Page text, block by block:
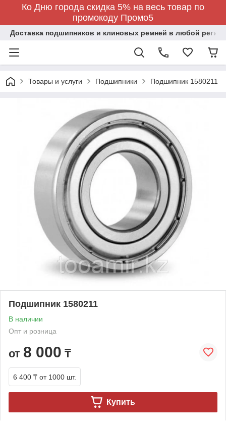
Ко Дню города скидка 5% на весь товар по
промокоду Промо5
Доставка подшипников и клиновых ремней в любой регион
Товары и услуги Подшипники Подшипник 1580211
Подшипник 1580211
В наличии
Опт и розница
от 8 000 ₸
6 400 ₸ от 1000 шт.
Купить